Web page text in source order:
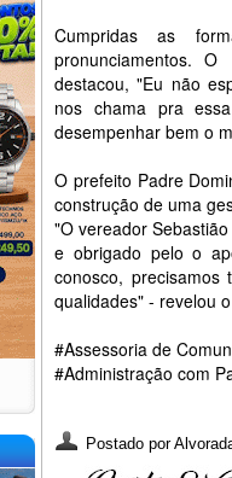
Cumpridas as
pronunciamentos.
destacou, "Eu não
nos chama pra
desempenhar bem o
O prefeito Padre
construção de uma
"O vereador
e obrigado pelo o
conosco,
qualidades" - revelou
#Assessoria de
#Administração com
Postado por